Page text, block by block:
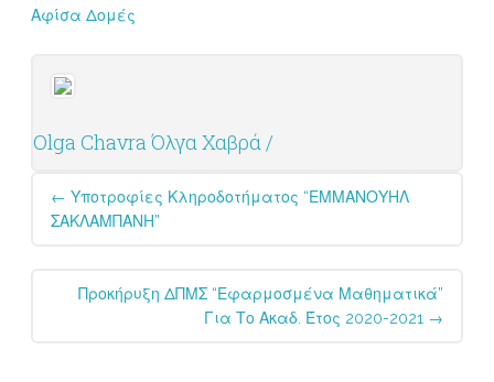
Αφίσα Δομές
Olga Chavra Όλγα Χαβρά /
Post
navigation
← Υποτροφίες Κληροδοτήματος “ΕΜΜΑΝΟΥΗΛ
ΣΑΚΛΑΜΠΑΝΗ”
Προκήρυξη ΔΠΜΣ “Εφαρμοσμένα Μαθηματικά”
Για Το Ακαδ. Έτος 2020-2021 →